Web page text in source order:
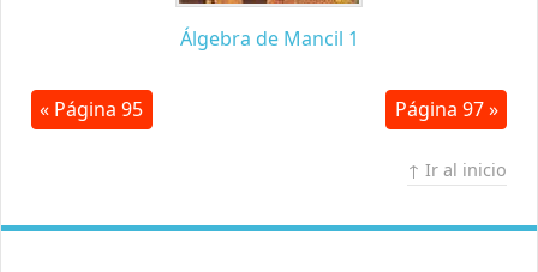
Álgebra de Mancil 1
« Página 95 Página 97 »
↑ Ir al inicio